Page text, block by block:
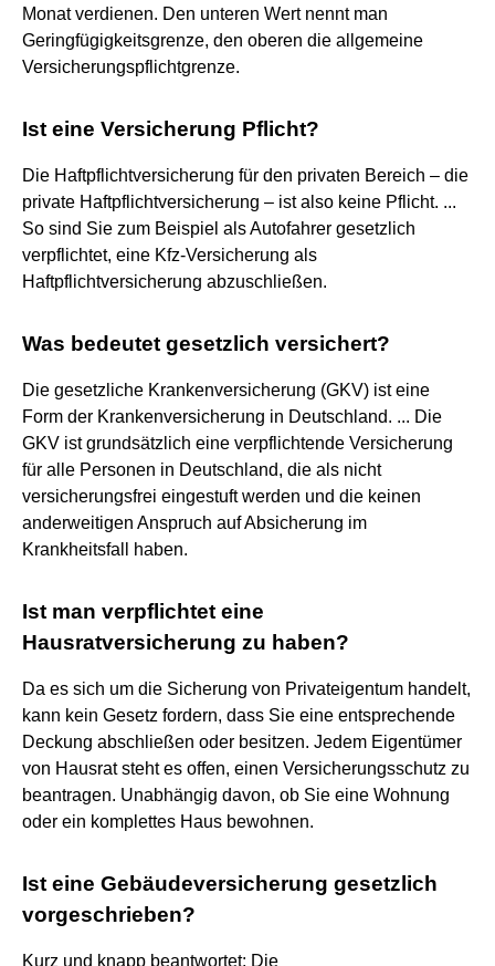
Monat verdienen. Den unteren Wert nennt man
Geringfügigkeitsgrenze, den oberen die allgemeine
Versicherungspflichtgrenze.
Ist eine Versicherung Pflicht?
Die Haftpflichtversicherung für den privaten Bereich – die
private Haftpflichtversicherung – ist also keine Pflicht. ...
So sind Sie zum Beispiel als Autofahrer gesetzlich
verpflichtet, eine Kfz-Versicherung als
Haftpflichtversicherung abzuschließen.
Was bedeutet gesetzlich versichert?
Die gesetzliche Krankenversicherung (GKV) ist eine
Form der Krankenversicherung in Deutschland. ... Die
GKV ist grundsätzlich eine verpflichtende Versicherung
für alle Personen in Deutschland, die als nicht
versicherungsfrei eingestuft werden und die keinen
anderweitigen Anspruch auf Absicherung im
Krankheitsfall haben.
Ist man verpflichtet eine
Hausratversicherung zu haben?
Da es sich um die Sicherung von Privateigentum handelt,
kann kein Gesetz fordern, dass Sie eine entsprechende
Deckung abschließen oder besitzen. Jedem Eigentümer
von Hausrat steht es offen, einen Versicherungsschutz zu
beantragen. Unabhängig davon, ob Sie eine Wohnung
oder ein komplettes Haus bewohnen.
Ist eine Gebäudeversicherung gesetzlich
vorgeschrieben?
Kurz und knapp beantwortet: Die